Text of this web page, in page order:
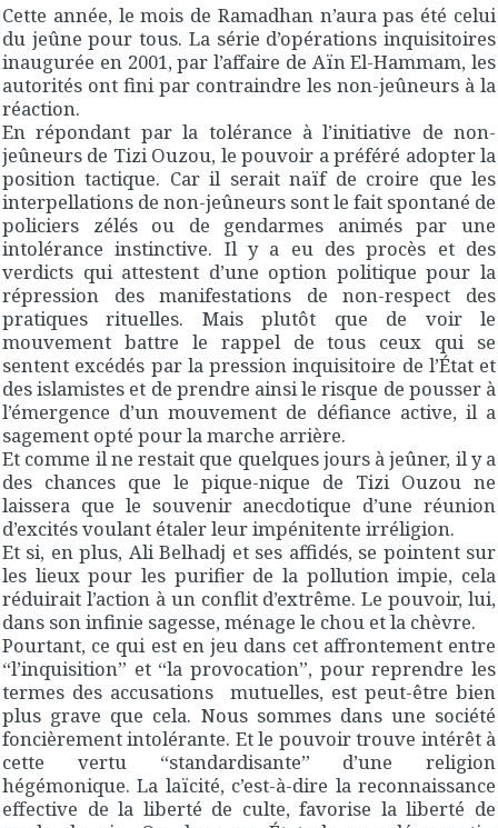
Cette année, le mois de Ramadhan n’aura pas été celui
du jeûne pour tous. La série d’opérations inquisitoires
inaugurée en 2001, par l’affaire de Aïn El-Hammam, les
autorités ont fini par contraindre les non-jeûneurs à la
réaction.
En répondant par la tolérance à l’initiative de non-
jeûneurs de Tizi Ouzou, le pouvoir a préféré adopter la
position tactique. Car il serait naïf de croire que les
interpellations de non-jeûneurs sont le fait spontané de
policiers zélés ou de gendarmes animés par une
intolérance instinctive. Il y a eu des procès et des
verdicts qui attestent d’une option politique pour la
répression des manifestations de non-respect des
pratiques rituelles. Mais plutôt que de voir le
mouvement battre le rappel de tous ceux qui se
sentent excédés par la pression inquisitoire de l’État et
des islamistes et de prendre ainsi le risque de pousser à
l’émergence d’un mouvement de défiance active, il a
sagement opté pour la marche arrière.
Et comme il ne restait que quelques jours à jeûner, il y a
des chances que le pique-nique de Tizi Ouzou ne
laissera que le souvenir anecdotique d’une réunion
d’excités voulant étaler leur impénitente irréligion.
Et si, en plus, Ali Belhadj et ses affidés, se pointent sur
les lieux pour les purifier de la pollution impie, cela
réduirait l’action à un conflit d’extrême. Le pouvoir, lui,
dans son infinie sagesse, ménage le chou et la chèvre.
Pourtant, ce qui est en jeu dans cet affrontement entre
“l’inquisition” et “la provocation”, pour reprendre les
termes des accusations mutuelles, est peut-être bien
plus grave que cela. Nous sommes dans une société
foncièrement intolérante. Et le pouvoir trouve intérêt à
cette vertu “standardisante” d’une religion
hégémonique. La laïcité, c’est-à-dire la reconnaissance
effective de la liberté de culte, favorise la liberté de